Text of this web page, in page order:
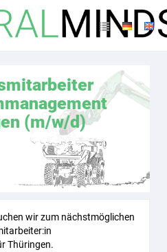
(m/w/d)
wir zum nächstmöglichen
Thüringen.